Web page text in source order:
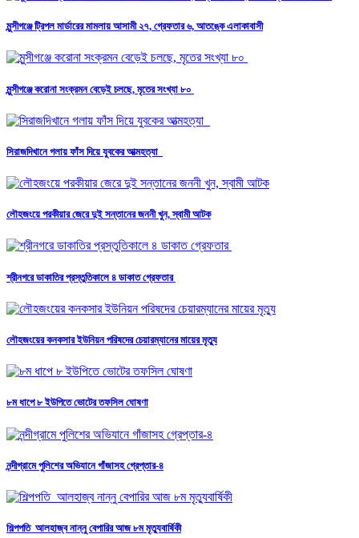
মুন্সীগঞ্জে ট্রিপল মার্ডারের মামলায় আসামী ২৭, গ্রেফতার ৬, আতঙ্কে এলাকাবাসী
মুন্সীগঞ্জে করোনা সংক্রমন বেড়েই চলছে, মৃতের সংখ্যা ৮০
সিরাজদিখানে গলায় ফাঁস দিয়ে যুবকের আত্মহত্যা
লৌহজংয়ে পরকীয়ার জেরে দুই সন্তানের জননী খুন, স্বামী আটক
শ্রীনগরে ডাকাতির প্রস্তুতিকালে ৪ ডাকাত গ্রেফতার
লৌহজংয়ের কনকসার ইউনিয়ন পরিষদের চেয়ারম্যানের মায়ের মৃত্যু
৮ম ধাপে ৮ ইউপিতে ভোটের তফসিল ঘোষণা
নন্দীগ্রামে পুলিশের অভিযানে গাঁজাসহ গ্রেপ্তার-৪
শিল্পপতি আলহাজ্ব নান্নু বেপারির আজ ৮ম মৃত্যুবার্ষিকী